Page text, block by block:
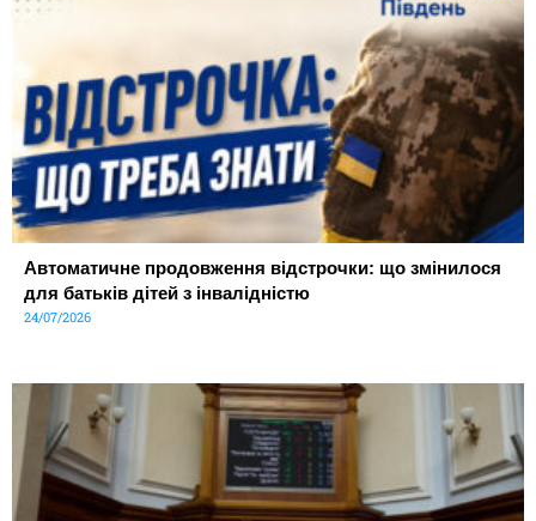
Автоматичне продовження відстрочки: що змінилося
для батьків дітей з інвалідністю
24/07/2026